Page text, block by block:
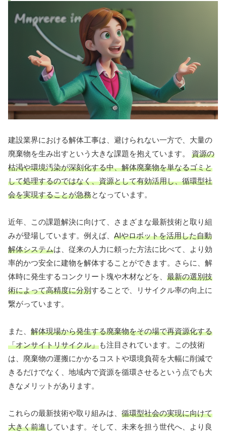
建設業界における解体工事は、避けられない一方で、大量の
廃棄物を生み出すという大きな課題を抱えています。 資源の
枯渇や環境汚染が深刻化する中、解体廃棄物を単なるゴミと
して処理するのではなく、資源として有効活用し、循環型社
会を実現することが急務となっています。
近年、この課題解決に向けて、さまざまな最新技術と取り組
みが登場しています。例えば、 AIやロボットを活用した自動
解体システムは、従来の人力に頼った方法に比べて、より効
率的かつ安全に建物を解体することができます。さらに、解
体時に発生するコンクリート塊や木材などを、 最新の選別技
術によって高精度に分別することで、リサイクル率の向上に
繋がっています。
また、 解体現場から発生する廃棄物をその場で再資源化する
「オンサイトリサイクル」も注目されています。この技術
は、廃棄物の運搬にかかるコストや環境負荷を大幅に削減で
きるだけでなく、地域内で資源を循環させるという点でも大
きなメリットがあります。
これらの最新技術や取り組みは、 循環型社会の実現に向けて
大きく前進しています。そして、未来を担う世代へ、より良